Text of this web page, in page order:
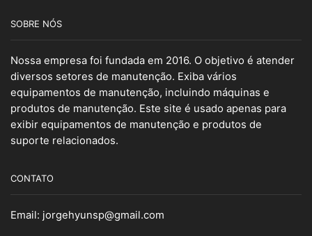
SOBRE NÓS
Nossa empresa foi fundada em 2016. O objetivo é atender
diversos setores de manutenção. Exiba vários
equipamentos de manutenção, incluindo máquinas e
produtos de manutenção. Este site é usado apenas para
exibir equipamentos de manutenção e produtos de
suporte relacionados.
CONTATO
Email: jorgehyunsp@gmail.com